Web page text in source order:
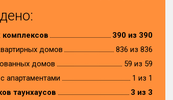
390 из 390
домов
836 из 836
домов
59 из 59
апартаментами
1 из 1
таунхаусов
3 из 3